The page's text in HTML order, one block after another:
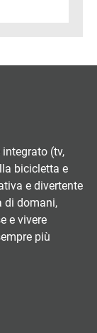
(tv,
bicicletta e
e divertente
di domani,
e vivere
più